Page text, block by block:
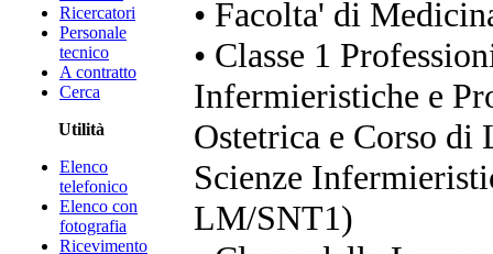
Ricercatori
Personale
tecnico
A contratto
Cerca
Utilità
Elenco
telefonico
Elenco con
fotografia
Ricevimento
• Facolta' di
• Classe 1
Infermieristiche e
Ostetrica e Corso di
Scienze
LM/SNT1)